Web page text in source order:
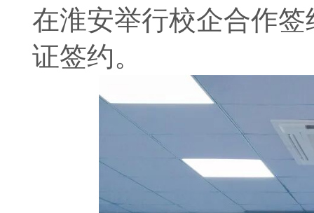
在淮安举行校企合作
证签约。